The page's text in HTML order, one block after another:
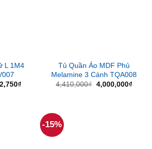
L 1M4
₫Giá
1,212,750₫.
Tủ Quần Áo MDF Phủ
Melamine 3 Cánh TQA008
4,410,000₫ Giá
4,000,000₫Giá
-15%